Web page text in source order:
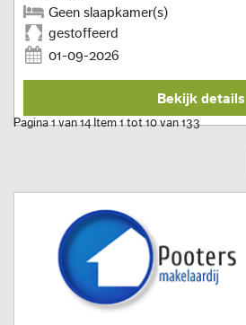
Geen slaapkamer(s)
gestoffeerd
01-09-2026
Bekijk details
Pagina 1 van 14 Item 1 tot 10 van 133